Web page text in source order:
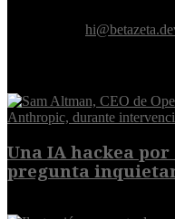
Una IA hackea
pregunta